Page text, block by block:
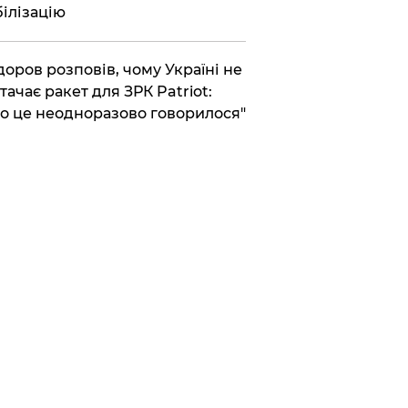
розповів, чому Україні не
ракет для ЗРК Patriot:
це неодноразово говорилося"